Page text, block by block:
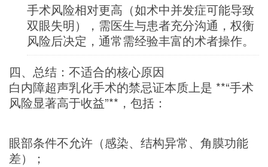
手术风险相对更高（如术中并发症可能导致
双眼失明），需医生与患者充分沟通，权衡
风险后决定，通常需经验丰富的术者操作。
四、总结：不适合的核心原因
白内障超声乳化手术的禁忌证本质上是 **“手术
风险显著高于收益”**，包括：
眼部条件不允许（感染、结构异常、角膜功能
差）；